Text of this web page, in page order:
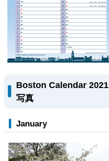
Boston Calendar 2021
写真
January